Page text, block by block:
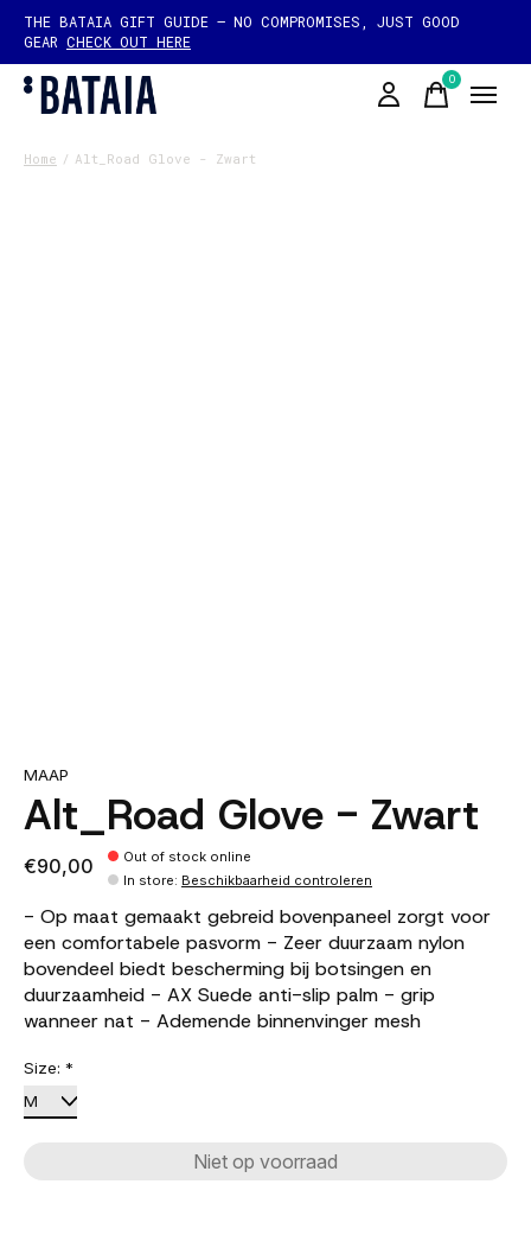
THE BATAIA GIFT GUIDE — NO COMPROMISES, JUST GOOD
GEAR CHECK OUT HERE
0items
Home / Alt_Road Glove - Zwart
MAAP
Alt_Road Glove - Zwart
€90,00
Out of stock online
In store: Beschikbaarheid controleren
- Op maat gemaakt gebreid bovenpaneel zorgt voor
een comfortabele pasvorm - Zeer duurzaam nylon
bovendeel biedt bescherming bij botsingen en
duurzaamheid - AX Suede anti-slip palm - grip
wanneer nat - Ademende binnenvinger mesh
Size: *
Niet op voorraad